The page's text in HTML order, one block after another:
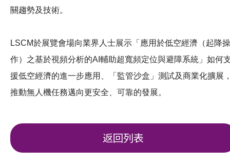
關趨勢及技術。
LSCM於展覽會場向業界人士展示「應用於低空經濟（起降操
作）之基於視頻分析的AI輔助超寬頻定位與避障系統」如何
援低空經濟的進一步應用、「監管沙盒」測試及商業化擴展
推動無人機任務邁向更安全、可靠的發展。
返回列表